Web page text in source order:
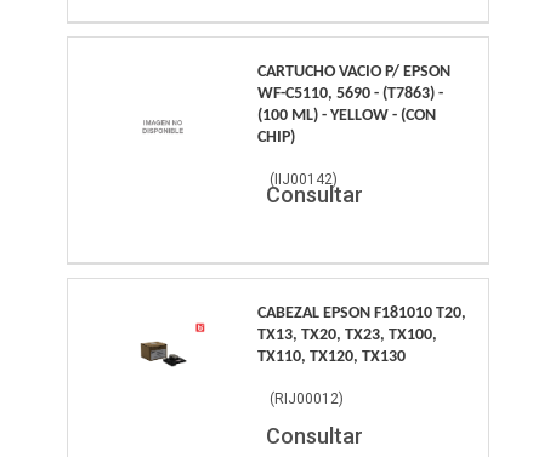
CARTUCHO VACIO P/ EPSON
WF-C5110, 5690 - (T7863) -
(100 ML) - YELLOW - (CON
CHIP)
( IIJ00142)
Consultar
CABEZAL EPSON F181010 T20,
TX13, TX20, TX23, TX100,
TX110, TX120, TX130
( RIJ00012)
Consultar